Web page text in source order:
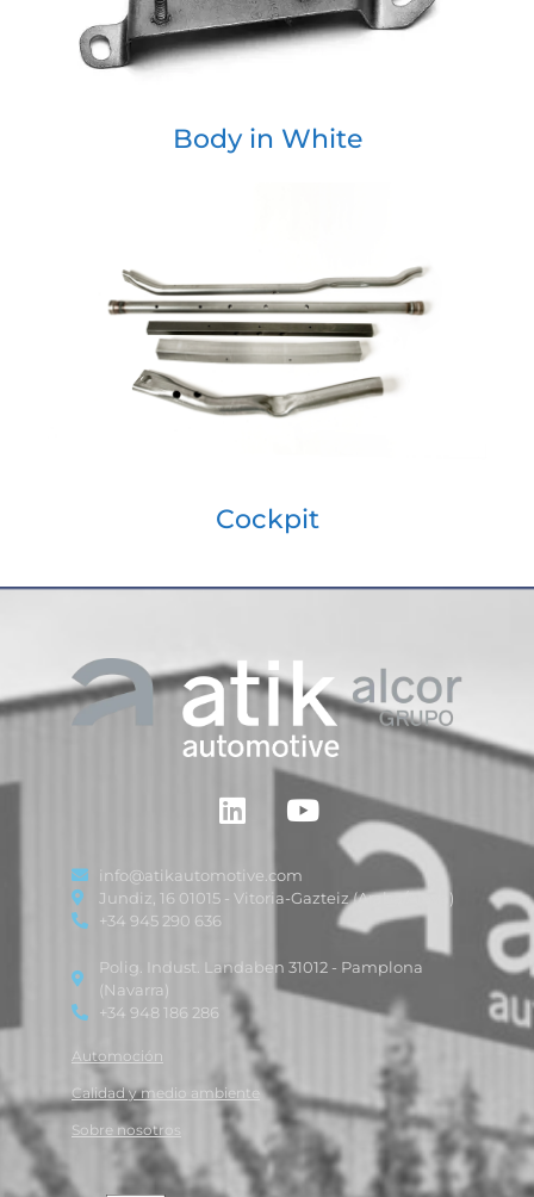
Body in White
Cockpit
info@atikautomotive.com
Jundiz, 16 01015 - Vitoria-Gazteiz (Araba/Alava)
+34 945 290 636
Polig. Indust. Landaben 31012 - Pamplona
(Navarra)
+34 948 186 286
Automoción
Calidad y medio ambiente
Sobre nosotros